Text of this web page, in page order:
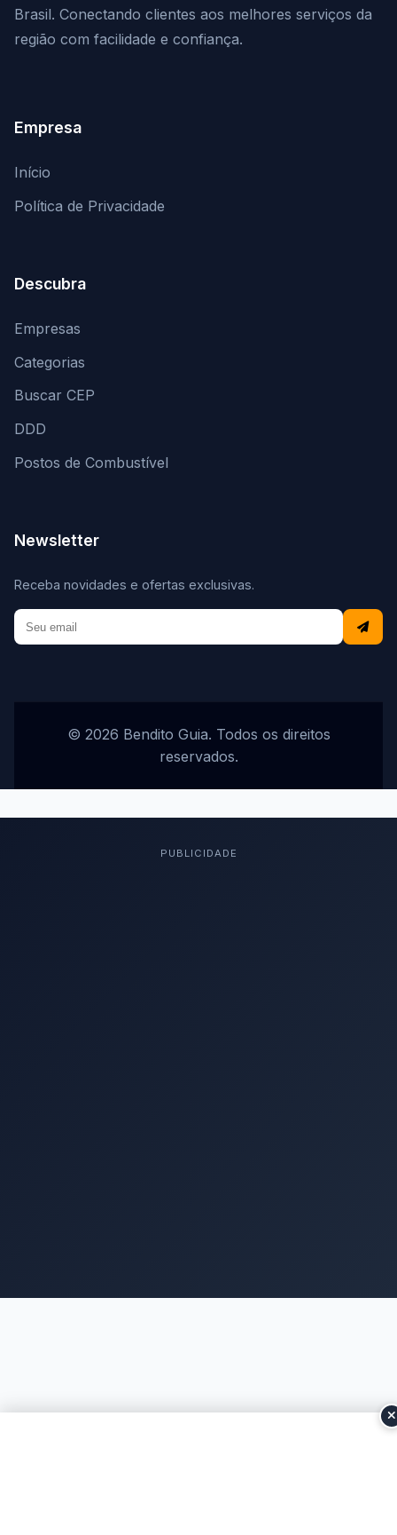
Brasil. Conectando clientes aos melhores serviços da
região com facilidade e confiança.
Empresa
Início
Política de Privacidade
Descubra
Empresas
Categorias
Buscar CEP
DDD
Postos de Combustível
Newsletter
Receba novidades e ofertas exclusivas.
© 2026 Bendito Guia. Todos os direitos
reservados.